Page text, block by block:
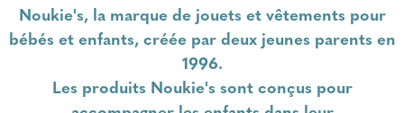
Noukie's, la marque de jouets et vêtements pour
bébés et enfants, créée par deux jeunes parents en
1996.
Les produits Noukie's sont conçus pour